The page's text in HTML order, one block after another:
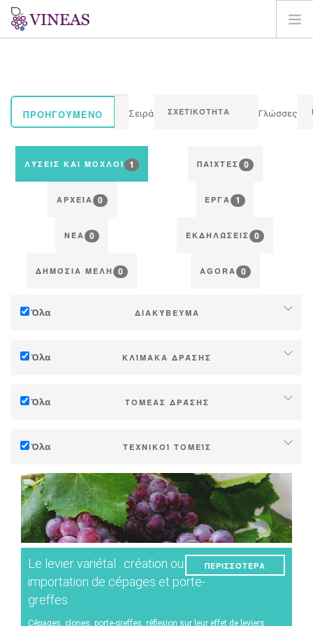
ΛΎΣΕΙΣ ΚΑΙ ΜΟΧΛΟΊ
ΠΡΟΗΓΟΎΜΕΝΟ Σειρά Γλώσσες
ΛΎΣΕΙΣ ΚΑΙ ΜΟΧΛΟΊ 1 ΠΑΊΧΤΕΣ 0
ΑΡΧΕΊΑ 0 ΈΡΓΑ 1
ΝΈΑ 0 ΕΚΔΗΛΏΣΕΙΣ 0
ΔΗΜΌΣΙΑ ΜΈΛΗ 0 AGORA 0
Όλα ΔΙΑΚΎΒΕΥΜΑ
Μείωση (εκπομπών αερίων θερμοκηπίου)
Όλα ΚΛΊΜΑΚΑ ΔΡΆΣΗΣ
Βιομηχανία, συναιτερισμοί
Δημόσιες πολιτικές
Καταναλωτές
Όλα ΤΟΜΈΑΣ ΔΡΆΣΗΣ
Διαχείριση - Προώθηση
Στρατηγική - μεταβάσεις
Έρευνα - Καινοτομία
Συνεργασία - Ενίσχυση ικανοτήτων
Μέσα προγραμματισμού και δημόσιας πολιτικής
Κλιματικές υπηρεσίες
Όλα ΤΕΧΝΙΚΟΊ ΤΟΜΕΊΣ
Έδαφος
Διαχείριση νερού
Φαινολογία
Ποιότητα σταφυλιού/κρασιού
Απόδοση παραγωγής
Le levier variétal : création ou
importation de cépages et porte-
greffes
Cépages, clones, porte-greffes, réflexion sur leur effet de leviers
ΠΕΡΙΣΣΌΤΕΡΑ